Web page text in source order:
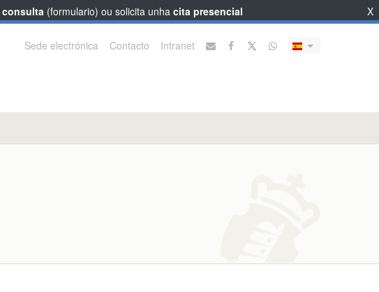
Sede electrónica Contacto Intranet
consulta(formulario) ou solicita unha cita presencial X